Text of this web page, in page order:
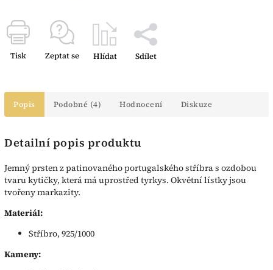
Tisk Zeptat se Hlídat Sdílet
Popis Podobné (4) Hodnocení Diskuze
Detailní popis produktu
Jemný prsten z patinovaného portugalského stříbra s ozdobou
tvaru kytičky, která má uprostřed tyrkys. Okvětní lístky jsou
tvořeny markazity.
Materiál:
Stříbro, 925/1000
Kameny: